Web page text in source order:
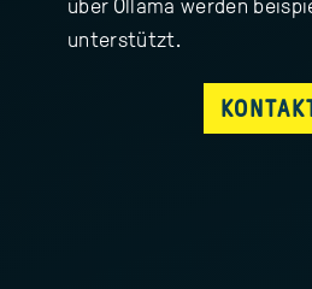
über Ollama werden
unterstützt.